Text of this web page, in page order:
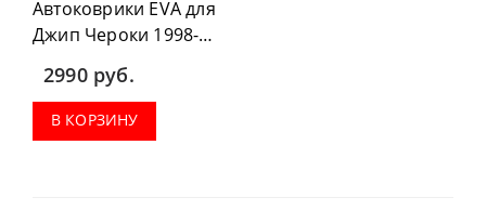
Автоковрики EVA для
Джип Чероки 1998-
2005 можно
приобрести в
комплектации:
водительский коврик,
2990 руб.
В КОРЗИНУ